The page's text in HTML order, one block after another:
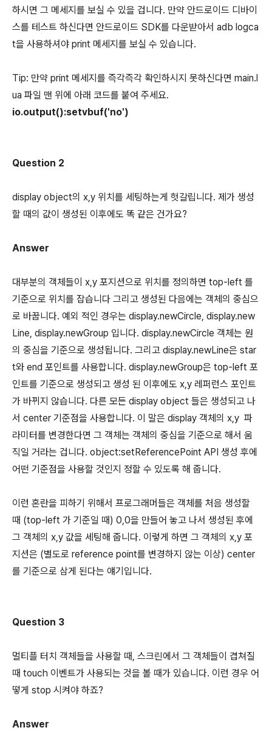
하시면 그 메세지를 보실 수 있을 겁니다. 만약 안드로이드 디바이
스를 테스트 하신다면 안드로이드 SDK를 다운받아서 adb logca
t을 사용하셔야 print 메세지를 보실 수 있습니다.
Tip: 만약 print 메세지를 즉각즉각 확인하시지 못하신다면 main.l
ua 파일 맨 위에 아래 코드를 붙여 주세요.
io.output():setvbuf('no')
Question 2
display object의 x,y 위치를 세팅하는게 헛갈립니다. 제가 생성
할 때의 값이 생성된 이후에도 똑 같은 건가요?
Answer
대부분의 객체들이 x,y 포지션으로 위치를 정의하면 top-left 를
기준으로 위치를 잡습니다 그리고 생성된 다음에는 객체의 중심으
로 바꿉니다. 예외 적인 경우는 display.newCircle, display.new
Line, display.newGroup 입니다. display.newCircle 객체는 원
의 중심을 기준으로 생성됩니다. 그리고 display.newLine은 star
t와 end 포인트를 사용합니다. display.newGroup은 top-left 포
인트를 기준으로 생성되고 생성 된 이후에도 x,y 레퍼런스 포인트
가 바뀌지 않습니다. 다른 모든 display object 들은 생성되고 나
서 center 기준점을 사용합니다. 이 말은 display 객체의 x,y 파
라미터를 변경한다면 그 객체는 객체의 중심을 기준으로 해서 움
직일 거라는 겁니다. object:setReferencePoint API 생성 후에
어떤 기준점을 사용할 것인지 정할 수 있도록 해 줍니다.
이런 혼란을 피하기 위해서 프로그래머들은 객체를 처음 생성할
때 (top-left 가 기준일 때) 0,0을 만들어 놓고 나서 생성된 후에
그 객체의 x,y 값을 세팅해 줍니다. 이렇게 하면 그 객체의 x,y 포
지션은 (별도로 reference point를 변경하지 않는 이상) center
를 기준으로 삼게 된다는 얘기입니다.
Question 3
멀티플 터치 객체들을 사용할 때, 스크린에서 그 객체들이 겹쳐질
때 touch 이벤트가 사용되는 것을 볼 때가 있습니다. 이런 경우 어
떻게 stop 시켜야 하죠?
Answer